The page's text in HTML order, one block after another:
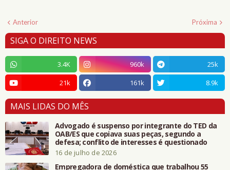
Anterior Próxima
SIGA O DIREITO NEWS
3.4K 960k
25k
21k
161k 8.9k
MAIS LIDAS DO MÊS
Advogado é suspenso por integrante do TED da
OAB/ES que copiava suas peças, segundo a
defesa; conflito de interesses é questionado
16 de julho de 2026
Empregadora de doméstica que trabalhou 55